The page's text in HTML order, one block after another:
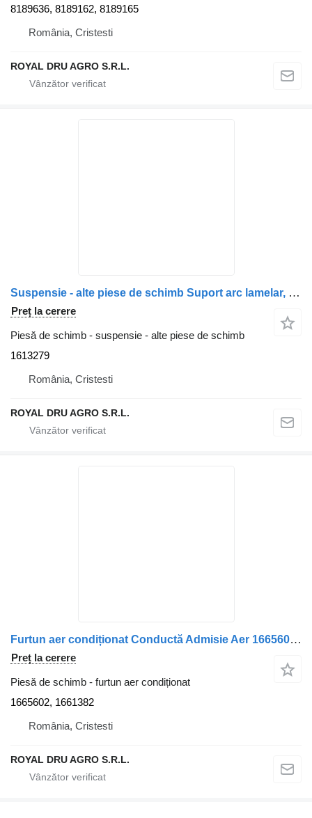
8189636, 8189162, 8189165
România, Cristesti
ROYAL DRU AGRO S.R.L.
Suspensie - alte piese de schimb Suport arc lamelar, axă față dreapta 1613279 pentru camion Volvo FL12
Preț la cerere
Piesă de schimb - suspensie - alte piese de schimb
1613279
România, Cristesti
ROYAL DRU AGRO S.R.L.
Furtun aer condiționat Conductă Admisie Aer 1665602, 1661382 pentru camion Volvo V560 FL10
Preț la cerere
Piesă de schimb - furtun aer condiționat
1665602, 1661382
România, Cristesti
ROYAL DRU AGRO S.R.L.